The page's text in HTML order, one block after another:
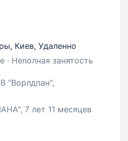
Киев, Удаленно
· Неполная занятость
"Ворлдпан",
7 лет 11 месяцев